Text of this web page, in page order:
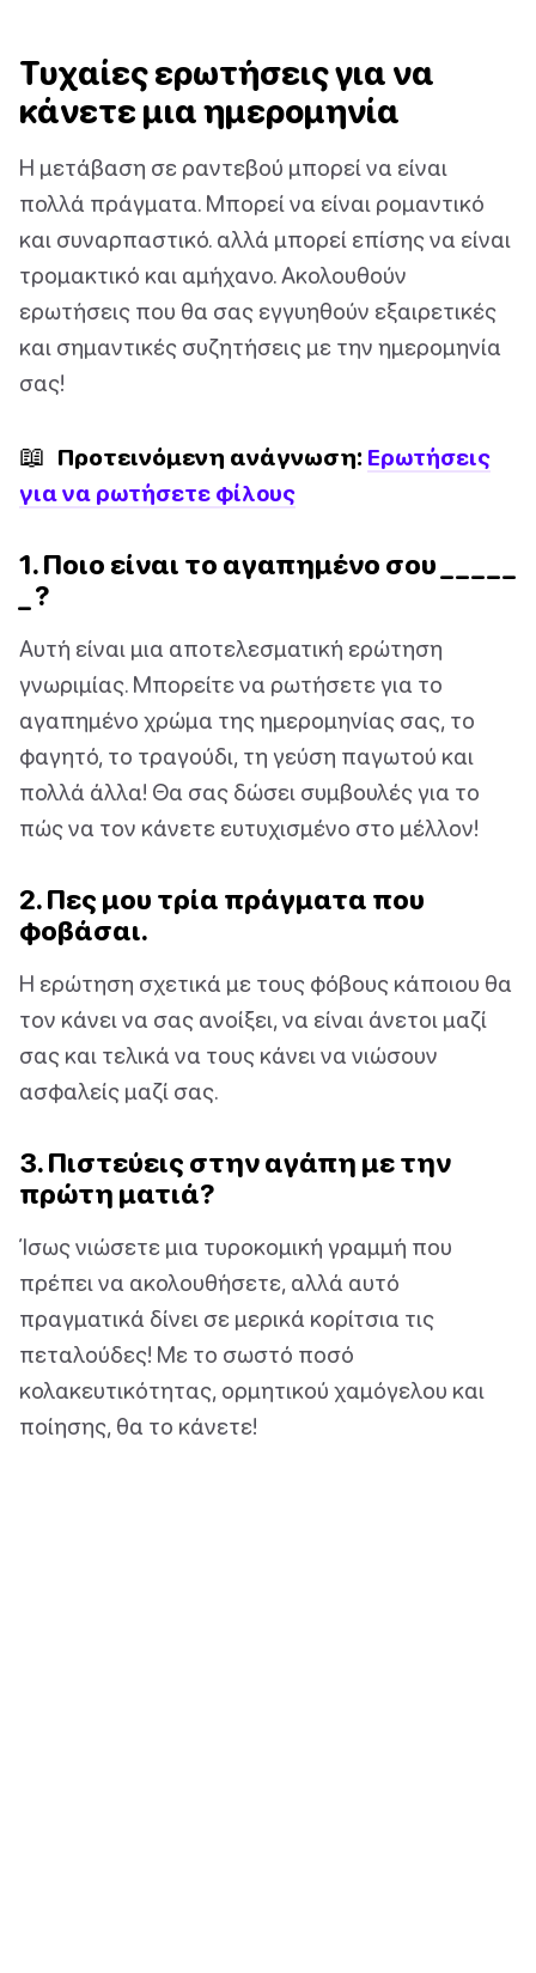
Τυχαίες ερωτήσεις για να
κάνετε μια ημερομηνία
Η μετάβαση σε ραντεβού μπορεί να είναι
πολλά πράγματα. Μπορεί να είναι ρομαντικό
και συναρπαστικό. αλλά μπορεί επίσης να είναι
τρομακτικό και αμήχανο. Ακολουθούν
ερωτήσεις που θα σας εγγυηθούν εξαιρετικές
και σημαντικές συζητήσεις με την ημερομηνία
σας!
📖 Προτεινόμενη ανάγνωση: Ερωτήσεις
για να ρωτήσετε φίλους
1. Ποιο είναι το αγαπημένο σου _ _ _ _ _
_ ?
Αυτή είναι μια αποτελεσματική ερώτηση
γνωριμίας. Μπορείτε να ρωτήσετε για το
αγαπημένο χρώμα της ημερομηνίας σας, το
φαγητό, το τραγούδι, τη γεύση παγωτού και
πολλά άλλα! Θα σας δώσει συμβουλές για το
πώς να τον κάνετε ευτυχισμένο στο μέλλον!
2. Πες μου τρία πράγματα που
φοβάσαι.
Η ερώτηση σχετικά με τους φόβους κάποιου θα
τον κάνει να σας ανοίξει, να είναι άνετοι μαζί
σας και τελικά να τους κάνει να νιώσουν
ασφαλείς μαζί σας.
3. Πιστεύεις στην αγάπη με την
πρώτη ματιά?
Ίσως νιώσετε μια τυροκομική γραμμή που
πρέπει να ακολουθήσετε, αλλά αυτό
πραγματικά δίνει σε μερικά κορίτσια τις
πεταλούδες! Με το σωστό ποσό
κολακευτικότητας, ορμητικού χαμόγελου και
ποίησης, θα το κάνετε!